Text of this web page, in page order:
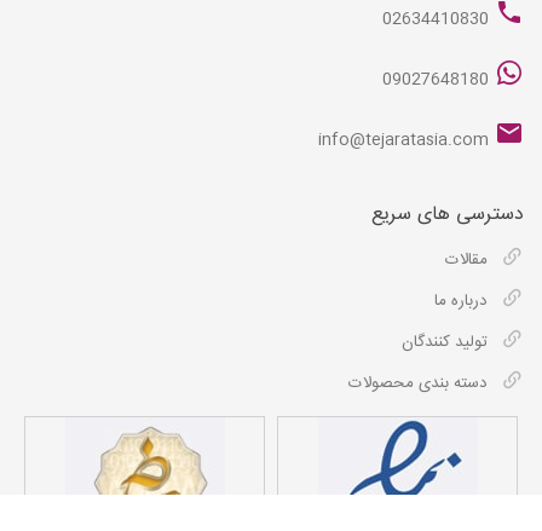
02634410830
09027648180
info@tejaratasia.com
دسترسی های سریع
مقالات
درباره ما
تولید کنندگان
دسته بندی محصولات